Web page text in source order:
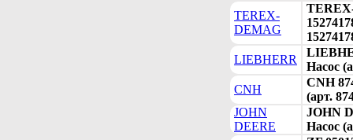
TEREX-
DEMAG
LIEBHERR
Насос
CNH
CNH
(арт.
JOHN
DEERE
JOHN
Насос